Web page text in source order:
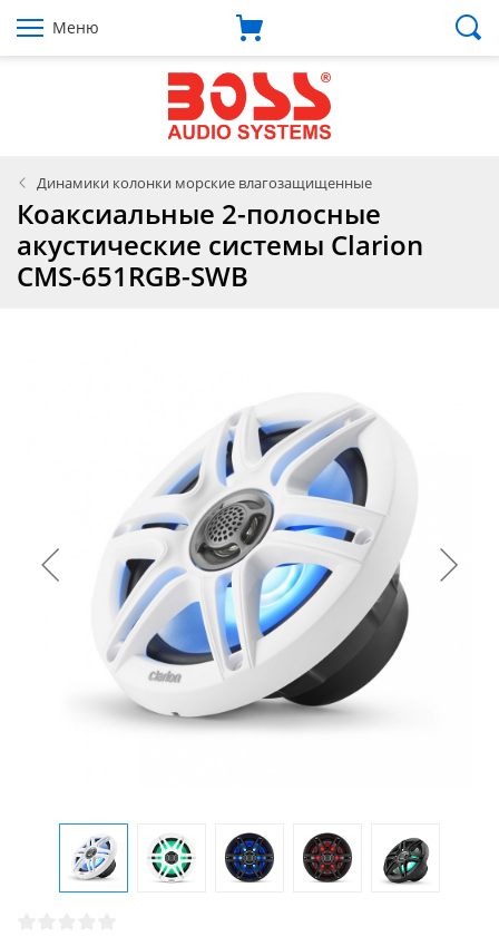
Меню
Динамики колонки морские влагозащищенные
Коаксиальные 2-полосные
акустические системы Clarion
CMS-651RGB-SWB